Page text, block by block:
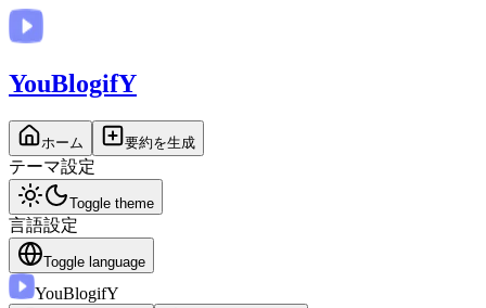
YouBlogifY
ホーム 要約を生成
テーマ設定
Toggle theme
言語設定
Toggle language
YouBlogifY